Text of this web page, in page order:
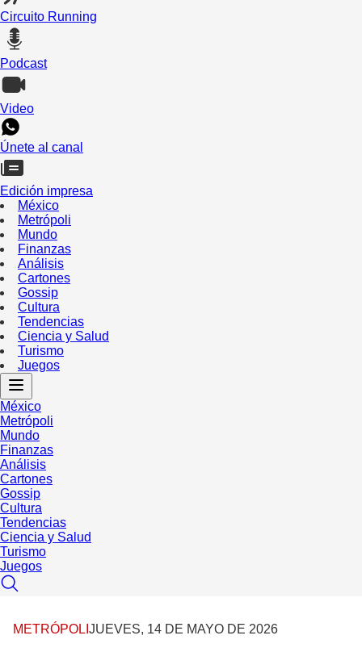
Circuito Running
Podcast
Video
Únete al canal
Edición impresa
México
Metrópoli
Mundo
Finanzas
Análisis
Cartones
Gossip
Cultura
Tendencias
Ciencia y Salud
Turismo
Juegos
México
Metrópoli
Mundo
Finanzas
Análisis
Cartones
Gossip
Cultura
Tendencias
Ciencia y Salud
Turismo
Juegos
METRÓPOLI JUEVES, 14 DE MAYO DE 2026